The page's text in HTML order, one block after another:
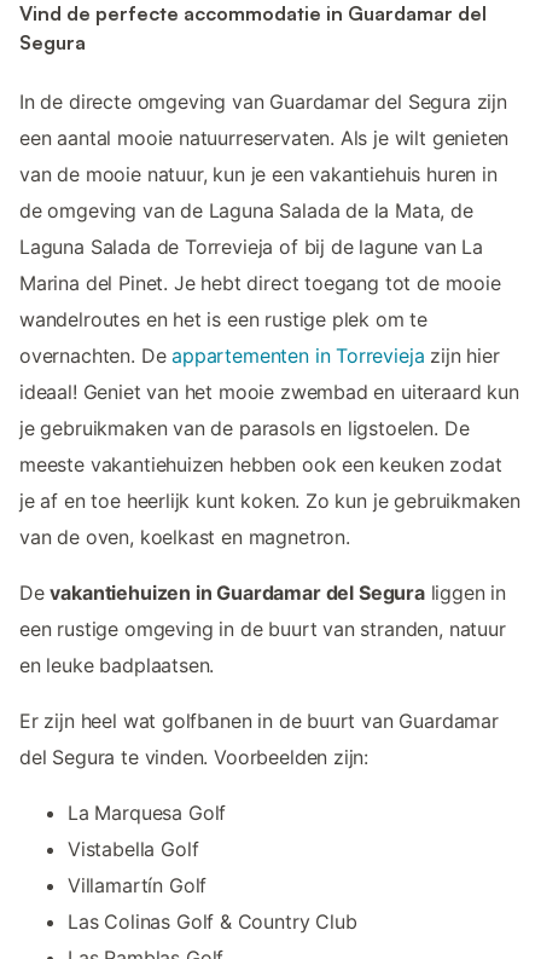
Vind de perfecte accommodatie in Guardamar del
Segura
In de directe omgeving van Guardamar del Segura zijn
een aantal mooie natuurreservaten. Als je wilt genieten
van de mooie natuur, kun je een vakantiehuis huren in
de omgeving van de Laguna Salada de la Mata, de
Laguna Salada de Torrevieja of bij de lagune van La
Marina del Pinet. Je hebt direct toegang tot de mooie
wandelroutes en het is een rustige plek om te
overnachten. Deappartementen in Torrevieja zijn hier
ideaal! Geniet van het mooie zwembad en uiteraard kun
je gebruikmaken van de parasols en ligstoelen. De
meeste vakantiehuizen hebben ook een keuken zodat
je af en toe heerlijk kunt koken. Zo kun je gebruikmaken
van de oven, koelkast en magnetron.
Devakantiehuizen in Guardamar del Seguraliggen in
een rustige omgeving in de buurt van stranden, natuur
en leuke badplaatsen.
Er zijn heel wat golfbanen in de buurt van Guardamar
del Segura te vinden. Voorbeelden zijn:
La Marquesa Golf
Vistabella Golf
Villamartín Golf
Las Colinas Golf & Country Club